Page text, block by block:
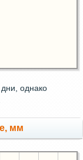
однако
мм